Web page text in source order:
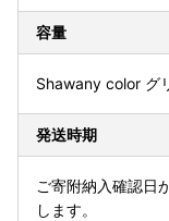
容量
Shawany color グ
発送時期
ご寄附納入確認日
します。